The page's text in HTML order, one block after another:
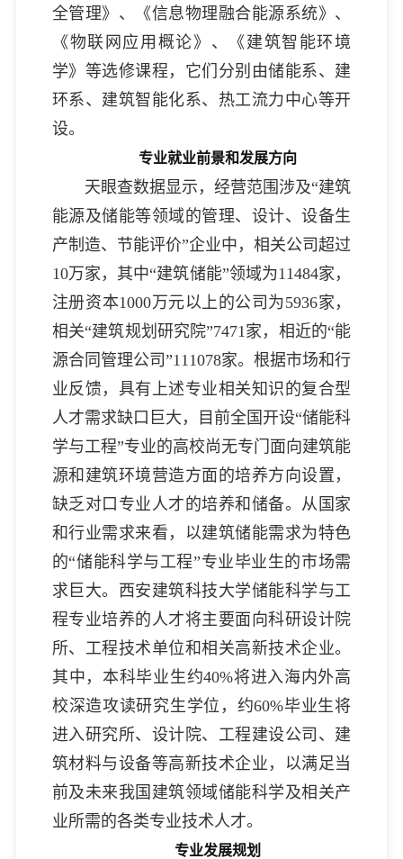
全管理》、《信息物理融合能源系统》、
《物联网应用概论》、《建筑智能环境
学》等选修课程，它们分别由储能系、建
环系、建筑智能化系、热工流力中心等开
设。
专业就业前景和发展方向
天眼查数据显示，经营范围涉及“建筑
能源及储能等领域的管理、设计、设备生
产制造、节能评价”企业中，相关公司超过
10万家，其中“建筑储能”领域为11484家，
注册资本1000万元以上的公司为5936家，
相关“建筑规划研究院”7471家，相近的“能
源合同管理公司”111078家。根据市场和行
业反馈，具有上述专业相关知识的复合型
人才需求缺口巨大，目前全国开设“储能科
学与工程”专业的高校尚无专门面向建筑能
源和建筑环境营造方面的培养方向设置，
缺乏对口专业人才的培养和储备。从国家
和行业需求来看，以建筑储能需求为特色
的“储能科学与工程”专业毕业生的市场需
求巨大。西安建筑科技大学储能科学与工
程专业培养的人才将主要面向科研设计院
所、工程技术单位和相关高新技术企业。
其中，本科毕业生约40%将进入海内外高
校深造攻读研究生学位，约60%毕业生将
进入研究所、设计院、工程建设公司、建
筑材料与设备等高新技术企业，以满足当
前及未来我国建筑领域储能科学及相关产
业所需的各类专业技术人才。
专业发展规划